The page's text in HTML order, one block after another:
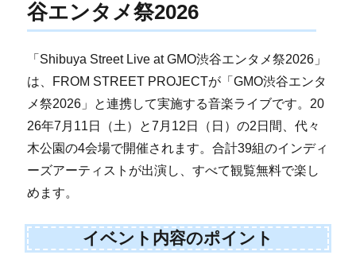
谷エンタメ祭2026
「Shibuya Street Live at GMO渋谷エンタメ祭2026」
は、FROM STREET PROJECTが「GMO渋谷エンタ
メ祭2026」と連携して実施する音楽ライブです。20
26年7月11日（土）と7月12日（日）の2日間、代々
木公園の4会場で開催されます。合計39組のインディ
ーズアーティストが出演し、すべて観覧無料で楽し
めます。
イベント内容のポイント